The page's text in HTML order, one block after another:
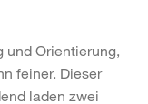
Orientierung,
feiner. Dieser
laden zwei